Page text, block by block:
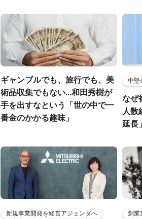
ギャンブルでも、旅行でも、美
術品収集でもない...和田秀樹が
手を出すなという「世の中で一
番金のかかる趣味」
中堅
なぜ
人数
延長
新規事業開発を経営アジェンダへ 創業